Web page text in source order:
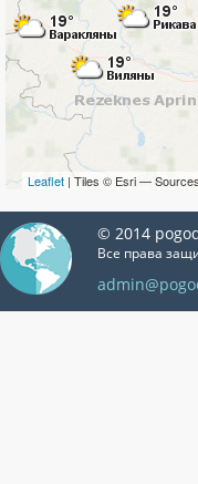
Leaflet | Tiles © Esri —
© 2014
Все права